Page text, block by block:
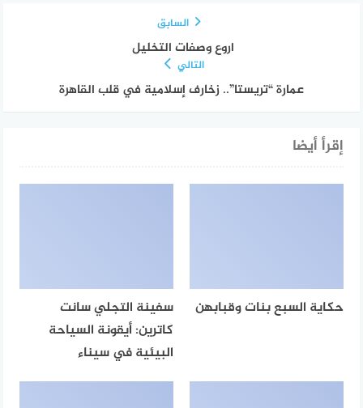
السابق
اروع وصفات التخليل
التالي
عمارة “تريستا”.. زخارف إسلامية في قلب القاهرة
إقرأ أيضا
حكاية السبع بنات وقبابهن
سفينة التجلي سانت
كاترين: أيقونة السياحة
البيئية في سيناء